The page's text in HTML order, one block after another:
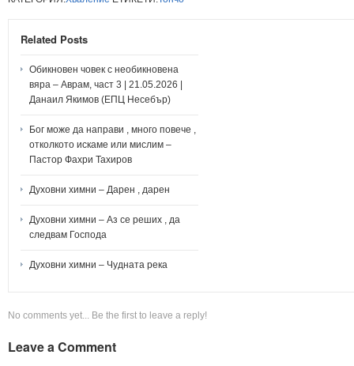
Related Posts
Обикновен човек с необикновена
вяра – Аврам, част 3 | 21.05.2026 |
Данаил Якимов (ЕПЦ Несебър)
Бог може да направи , много повече ,
отколкото искаме или мислим –
Пастор Фахри Тахиров
Духовни химни – Дарен , дарен
Духовни химни – Аз се реших , да
следвам Господа
Духовни химни – Чудната река
No comments yet... Be the first to leave a reply!
Leave a Comment